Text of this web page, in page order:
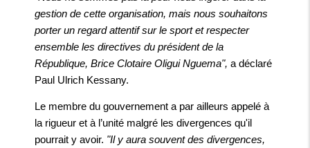
gestion de cette organisation, mais nous souhaitons
porter un regard attentif sur le sport et respecter
ensemble les directives du président de la
République, Brice Clotaire Oligui Nguema", a déclaré
Paul Ulrich Kessany.
Le membre du gouvernement a par ailleurs appelé à
la rigueur et à l’unité malgré les divergences qu'il
pourrait y avoir. "Il y aura souvent des divergences,